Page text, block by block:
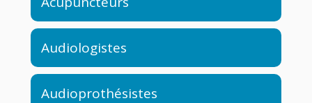
Audiologistes
Audioprothésistes